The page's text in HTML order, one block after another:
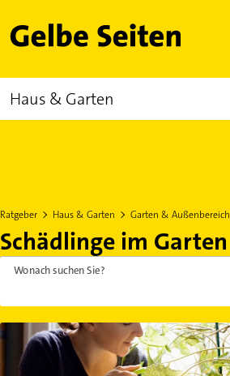
Gelbe Seiten
Haus & Garten
Ratgeber Haus & Garten Garten & Außenbereich
Schädlinge im Garten
Wonach suchen Sie?